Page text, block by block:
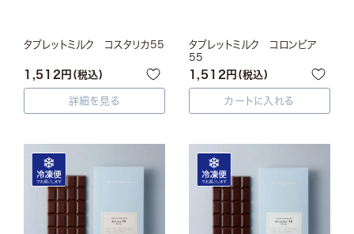
タブレットミルク コスタリカ55
1,512 税込
詳細を見る
タブレットミルク コロンビア
55
1,512 税込
カートに入れる